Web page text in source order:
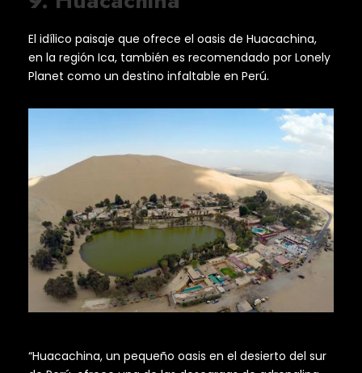
El idílico paisaje que ofrece el oasis de Huacachina,
en la región Ica, también es recomendado por Lonely
Planet como un destino infaltable en Perú.
“Huacachina, un pequeño oasis en el desierto del sur